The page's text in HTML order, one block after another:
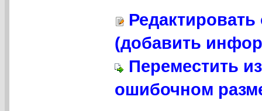
(добавить
Переместить
ошибочном